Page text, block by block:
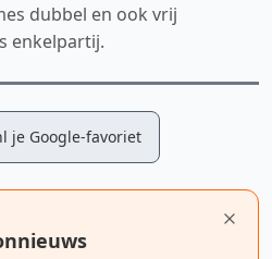
dubbel en ook vrij
enkelpartij.
je Google-favoriet